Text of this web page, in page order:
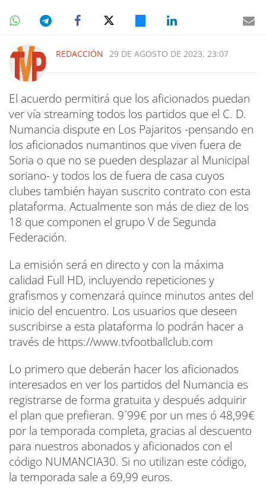
REDACCIÓN 29 DE AGOSTO DE 2023, 23:07
El acuerdo permitirá que los aficionados puedan
ver vía streaming todos los partidos que el C. D.
Numancia dispute en Los Pajaritos -pensando en
los aficionados numantinos que viven fuera de
Soria o que no se pueden desplazar al Municipal
soriano- y todos los de fuera de casa cuyos
clubes también hayan suscrito contrato con esta
plataforma. Actualmente son más de diez de los
18 que componen el grupo V de Segunda
Federación.
La emisión será en directo y con la máxima
calidad Full HD, incluyendo repeticiones y
grafismos y comenzará quince minutos antes del
inicio del encuentro. Los usuarios que deseen
suscribirse a esta plataforma lo podrán hacer a
través de https://www.tvfootballclub.com
Lo primero que deberán hacer los aficionados
interesados en ver los partidos del Numancia es
registrarse de forma gratuita y después adquirir
el plan que prefieran. 9´99€ por un mes ó 48,99€
por la temporada completa, gracias al descuento
para nuestros abonados y aficionados con el
código NUMANCIA30. Si no utilizan este código,
la temporada sale a 69,99 euros.